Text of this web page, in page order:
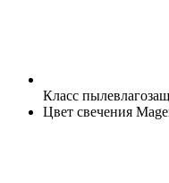
Класс
Цвет свечения